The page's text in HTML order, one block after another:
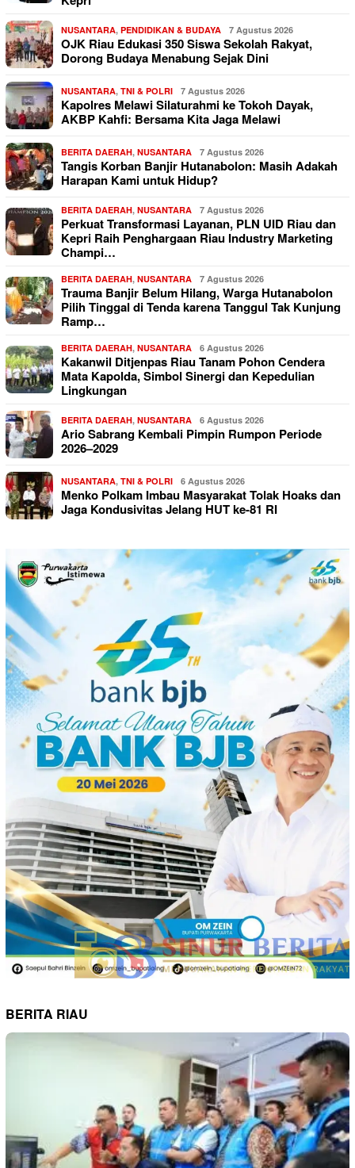
NUSANTARA, PENDIDIKAN & BUDAYA 7 Agustus 2026
OJK Riau Edukasi 350 Siswa Sekolah Rakyat,
Dorong Budaya Menabung Sejak Dini
NUSANTARA, TNI & POLRI 7 Agustus 2026
Kapolres Melawi Silaturahmi ke Tokoh Dayak,
AKBP Kahfi: Bersama Kita Jaga Melawi
BERITA DAERAH, NUSANTARA 7 Agustus 2026
Tangis Korban Banjir Hutanabolon: Masih Adakah
Harapan Kami untuk Hidup?
BERITA DAERAH, NUSANTARA 7 Agustus 2026
Perkuat Transformasi Layanan, PLN UID Riau dan
Kepri Raih Penghargaan Riau Industry Marketing
Champi…
BERITA DAERAH, NUSANTARA 7 Agustus 2026
Trauma Banjir Belum Hilang, Warga Hutanabolon
Pilih Tinggal di Tenda karena Tanggul Tak Kunjung
Ramp…
BERITA DAERAH, NUSANTARA 6 Agustus 2026
Kakanwil Ditjenpas Riau Tanam Pohon Cendera
Mata Kapolda, Simbol Sinergi dan Kepedulian
Lingkungan
BERITA DAERAH, NUSANTARA 6 Agustus 2026
Ario Sabrang Kembali Pimpin Rumpon Periode
2026–2029
NUSANTARA, TNI & POLRI 6 Agustus 2026
Menko Polkam Imbau Masyarakat Tolak Hoaks dan
Jaga Kondusivitas Jelang HUT ke-81 RI
BERITA RIAU